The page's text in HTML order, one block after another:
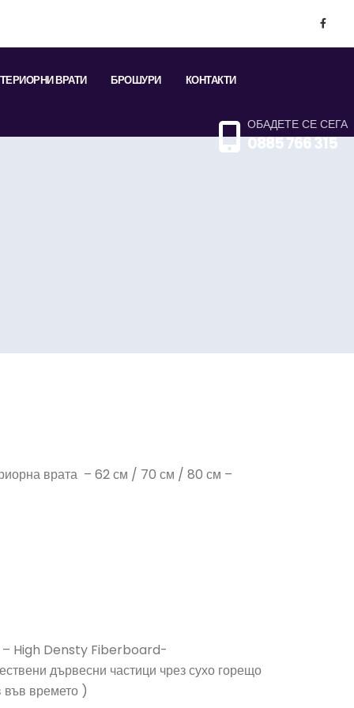
ВРАТИ БРОШУРИ КОНТАКТИ
ОБАДЕТЕ СЕ СЕГА
0885 766 315
врата – 62 см / 70 см / 80 см –
– High Densty Fiberboard-
дървесни частици чрез сухо горещо
във времето )